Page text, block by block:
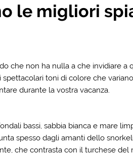
le migliori
che non ha nulla a che invidiare a
toni di colore che
durante la vostravacanza.
bassi, sabbia bianca e mare
spesso dagli amanti dello
che contrasta con il turchese